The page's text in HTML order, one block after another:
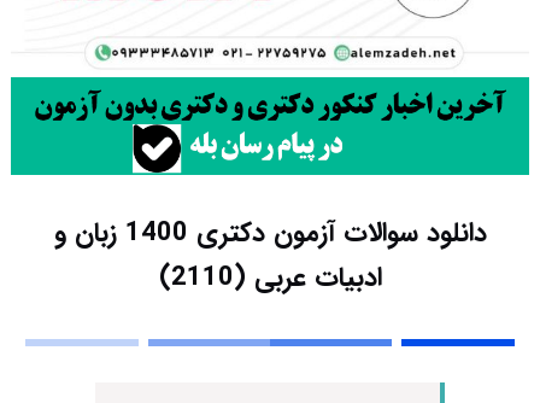
دانلود سوالات آزمون دکتری 1400 زبان و
ادبیات عربی (2110)